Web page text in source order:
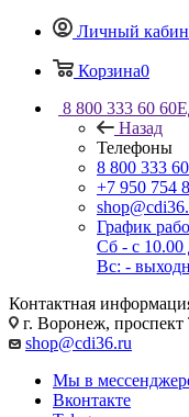
Личный
Корзина0
8 800 333 60 60
Назад
Телефоны
8 800 333
+7 950 754
График
Сб - с 10.00
Вс: -
Контактная
г. Воронеж,
shop@cdi36.ru
Мы в
Вконтакте